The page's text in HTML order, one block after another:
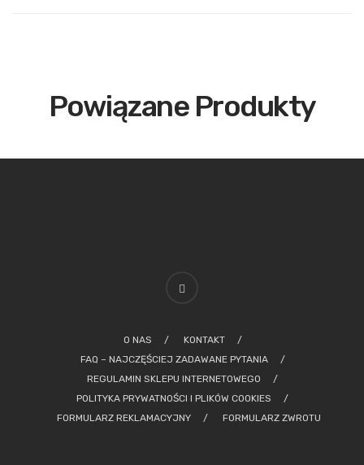
Powiązane Produkty
O NAS
KONTAKT
FAQ – NAJCZĘŚCIEJ ZADAWANE PYTANIA
REGULAMIN SKLEPU INTERNETOWEGO
POLITYKA PRYWATNOŚCI I PLIKÓW COOKIES
FORMULARZ REKLAMACYJNY
FORMULARZ ZWROTU